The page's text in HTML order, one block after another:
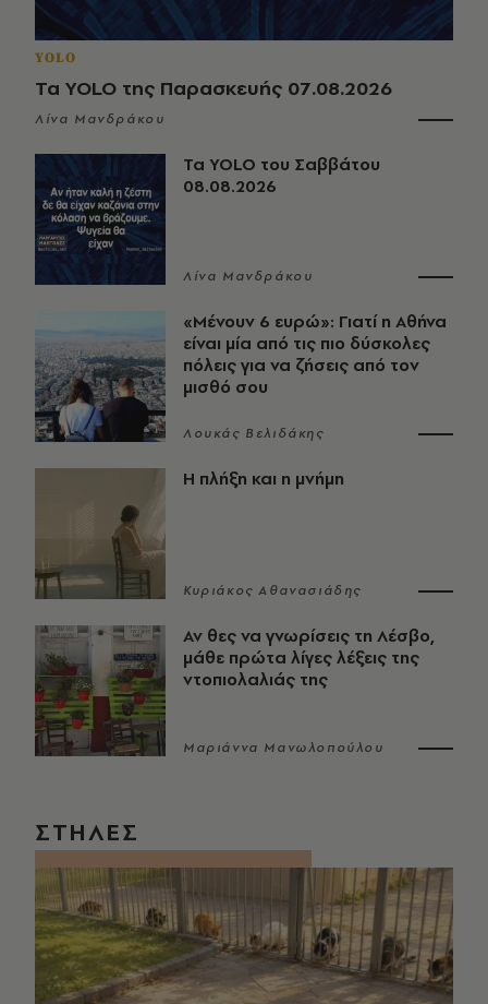
YOLO
Τα YOLO της Παρασκευής 07.08.2026
Λίνα Μανδράκου
Τα YOLO του Σαββάτου
08.08.2026
Λίνα Μανδράκου
«Μένουν 6 ευρώ»: Γιατί η Αθήνα
είναι μία από τις πιο δύσκολες
πόλεις για να ζήσεις από τον
μισθό σου
Λουκάς Βελιδάκης
Η πλήξη και η μνήμη
Κυριάκος Αθανασιάδης
Αν θες να γνωρίσεις τη Λέσβο,
μάθε πρώτα λίγες λέξεις της
ντοπιολαλιάς της
Μαριάννα Μανωλοπούλου
ΣΤΗΛΕΣ